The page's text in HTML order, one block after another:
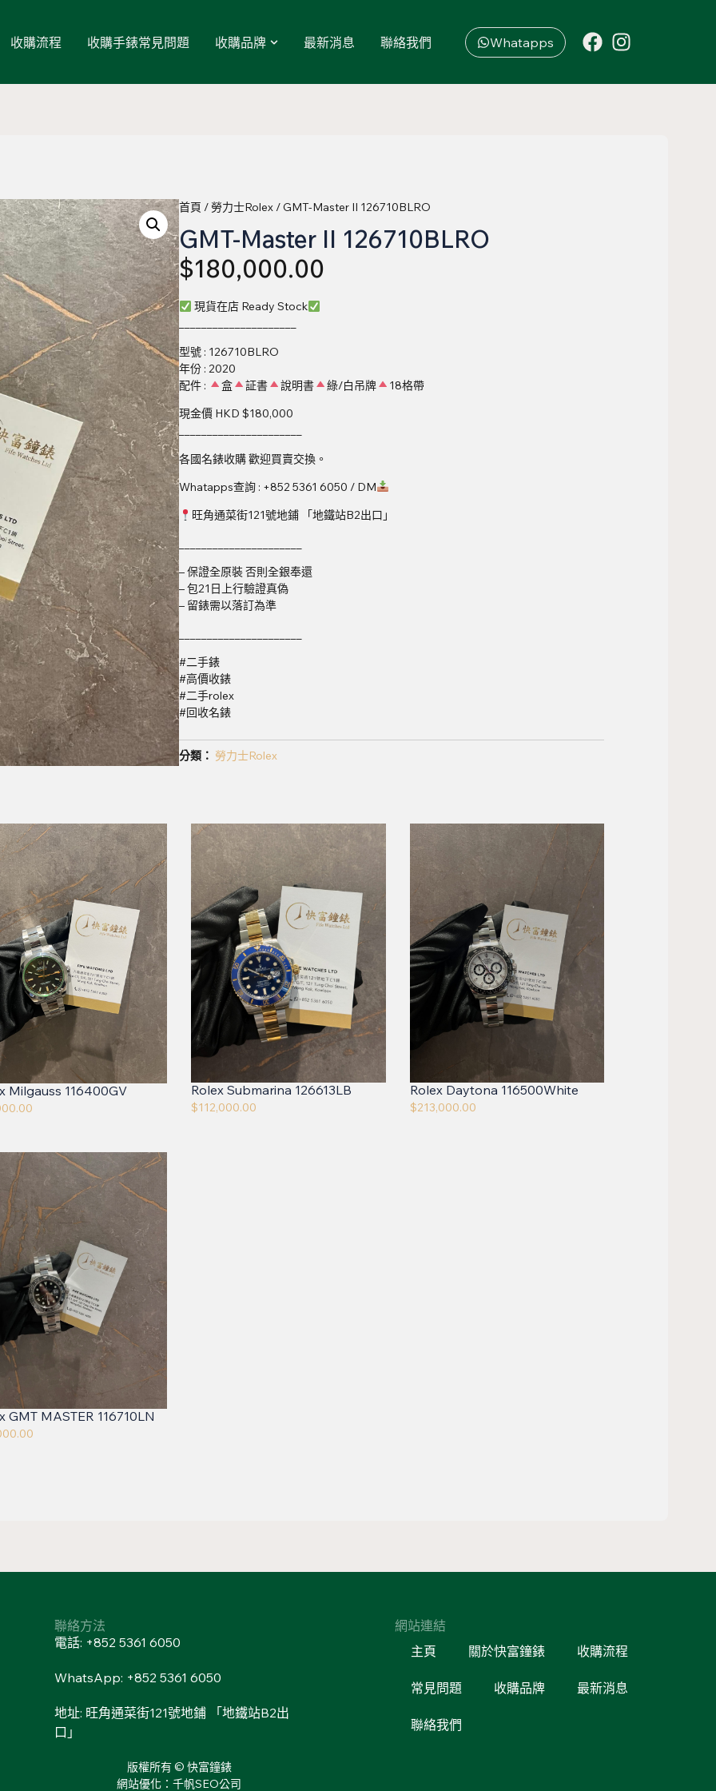
收購流程 收購手錶常見問題 收購品牌 最新消息 聯絡我們 Whatapps
首頁 /勞力士Rolex / GMT-Master II 126710BLRO
GMT-Master II 126710BLRO
$180,000.00
現貨在店 Ready Stock
型號 : 126710BLRO
年份 : 2020
配件 :
盒 証書 說明書 綠/白吊牌
18格帶
現金價 HKD $180,000
各國名錶收購 歡迎買賣交換。
Whatapps查詢 : +852 5361 6050 / DM
旺角通菜街121號地鋪 「地鐵站B2出口」
– 保證全原裝 否則全銀奉還
– 包21日上行驗證真偽
– 留錶需以落訂為準
#二手錶
#高價收錶
#二手rolex
#回收名錶
分類： 勞力士Rolex
Milgauss 116400GV Rolex Submarina 126613LB
$112,000.00
Rolex Daytona 116500White
$213,000.00
GMT MASTER 116710LN
聯絡方法
電話: +852 5361 6050
WhatsApp: +852 5361 6050
地址: 旺角通菜街121號地鋪 「地鐵站B2出
口」
網站連結
主頁 關於快富鐘錶 收購流程
常見問題 收購品牌 最新消息
聯絡我們
版權所有 © 快富鐘錶
網站優化：千帆SEO公司